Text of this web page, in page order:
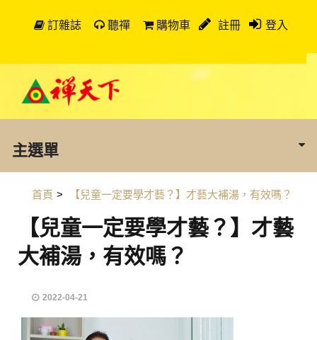
訂雜誌 聽禪 購物車 註冊 登入
主選單
首頁 > 【兒童一定要學才藝？】才藝大補湯，有效嗎？
【兒童一定要學才藝？】才藝
大補湯，有效嗎？
2022-04-21